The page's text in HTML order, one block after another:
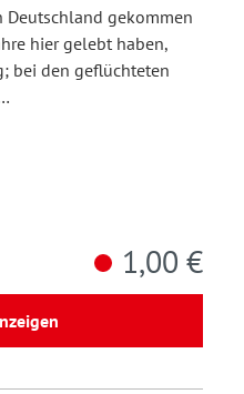
Deutschland gekommen
hier gelebt haben,
bei den geflüchteten
1,00 €